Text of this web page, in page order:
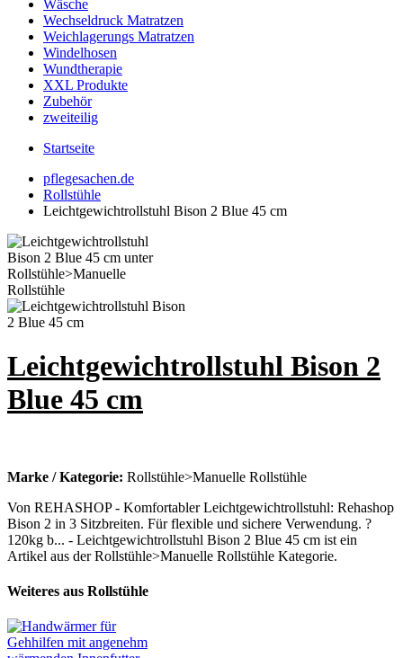
Wäsche
Wechseldruck Matratzen
Weichlagerungs Matratzen
Windelhosen
Wundtherapie
XXL Produkte
Zubehör
zweiteilig
Startseite
pflegesachen.de
Rollstühle
Leichtgewichtrollstuhl Bison 2 Blue 45 cm
Leichtgewichtrollstuhl Bison 2
Blue 45 cm
Marke / Kategorie: Rollstühle>Manuelle Rollstühle
Von REHASHOP - Komfortabler Leichtgewichtrollstuhl: Rehashop
Bison 2 in 3 Sitzbreiten. Für flexible und sichere Verwendung. ?
120kg b... - Leichtgewichtrollstuhl Bison 2 Blue 45 cm ist ein
Artikel aus der Rollstühle>Manuelle Rollstühle Kategorie.
Weiteres aus Rollstühle